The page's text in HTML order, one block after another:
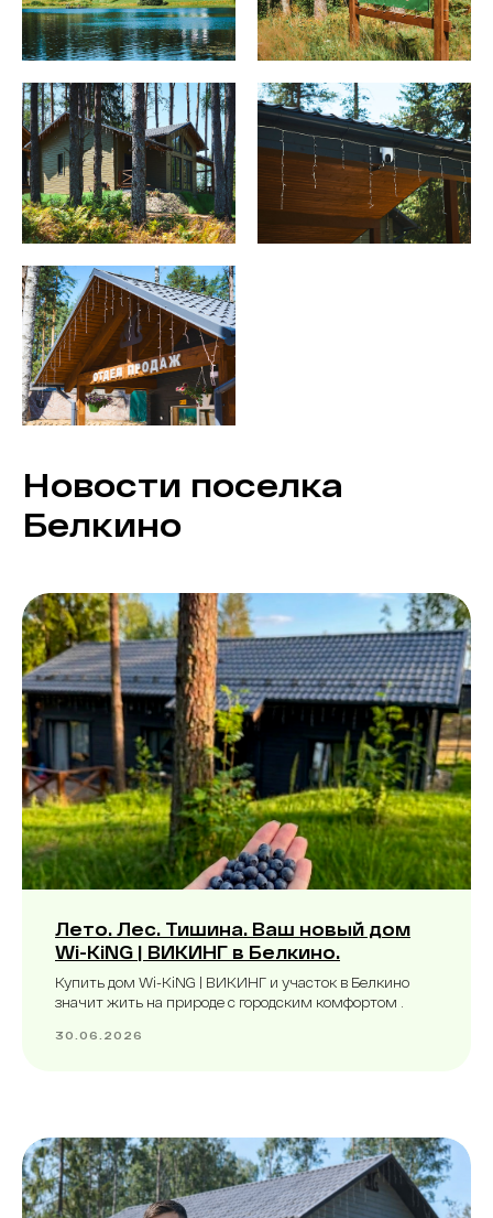
Новости поселка
Белкино
Лето. Лес. Тишина. Ваш новый дом
Wi-KiNG | ВИКИНГ в Белкино.
Купить дом Wi-KiNG | ВИКИНГ и участок в Белкино
значит жить на природе с городским комфортом .
30.06.2026